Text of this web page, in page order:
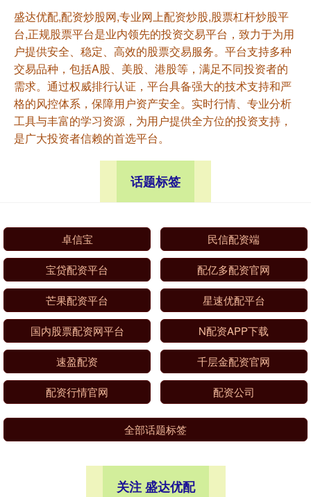
盛达优配,配资炒股网,专业网上配资炒股,股票杠杆炒股平
台,正规股票平台是业内领先的投资交易平台，致力于为用
户提供安全、稳定、高效的股票交易服务。平台支持多种
交易品种，包括A股、美股、港股等，满足不同投资者的
需求。通过权威排行认证，平台具备强大的技术支持和严
格的风控体系，保障用户资产安全。实时行情、专业分析
工具与丰富的学习资源，为用户提供全方位的投资支持，
是广大投资者信赖的首选平台。
话题标签
卓信宝 民信配资端
宝贷配资平台 配亿多配资官网
芒果配资平台 星速优配平台
国内股票配资网平台 N配资APP下载
速盈配资 千层金配资官网
配资行情官网 配资公司
全部话题标签
关注 盛达优配